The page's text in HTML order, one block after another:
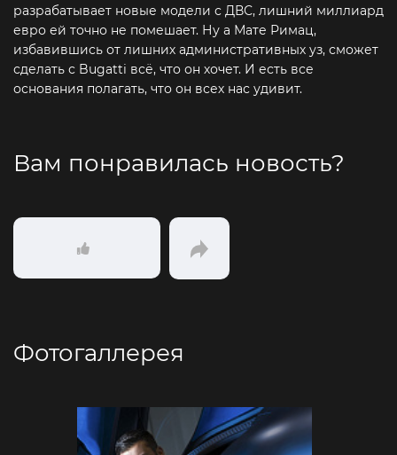
разрабатывает новые модели с ДВС, лишний миллиард
евро ей точно не помешает. Ну а Мате Римац,
избавившись от лишних административных уз, сможет
сделать с Bugatti всё, что он хочет. И есть все
основания полагать, что он всех нас удивит.
Вам понравилась новость?
Фотогаллерея